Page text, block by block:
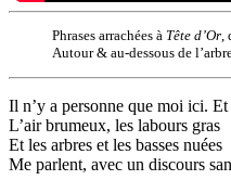
Phrases arrachées à Tête d’Or,
Autour & au-dessous de
Il n’y a personne que moi ici.
L’air brumeux, les labours gras
Et les arbres et les basses nuées
Me parlent, avec un discours